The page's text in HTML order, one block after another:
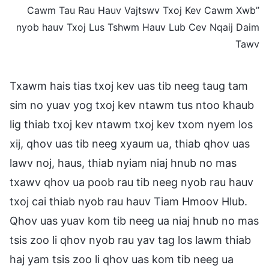
Cawm Tau Rau Hauv Vajtswv Txoj Kev Cawm Xwb”
nyob hauv Txoj Lus Tshwm Hauv Lub Cev Nqaij Daim
Tawv
Txawm hais tias txoj kev uas tib neeg taug tam
sim no yuav yog txoj kev ntawm tus ntoo khaub
lig thiab txoj kev ntawm txoj kev txom nyem los
xij, qhov uas tib neeg xyaum ua, thiab qhov uas
lawv noj, haus, thiab nyiam niaj hnub no mas
txawv qhov ua poob rau tib neeg nyob rau hauv
txoj cai thiab nyob rau hauv Tiam Hmoov Hlub.
Qhov uas yuav kom tib neeg ua niaj hnub no mas
tsis zoo li qhov nyob rau yav tag los lawm thiab
haj yam tsis zoo li qhov uas kom tib neeg ua